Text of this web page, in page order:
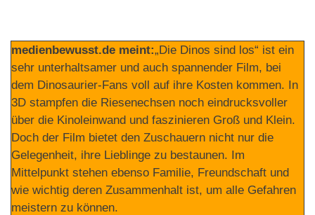
medienbewusst.de meint:„Die Dinos sind los“ ist ein
sehr unterhaltsamer und auch spannender Film, bei
dem Dinosaurier-Fans voll auf ihre Kosten kommen. In
3D stampfen die Riesenechsen noch eindrucksvoller
über die Kinoleinwand und faszinieren Groß und Klein.
Doch der Film bietet den Zuschauern nicht nur die
Gelegenheit, ihre Lieblinge zu bestaunen. Im
Mittelpunkt stehen ebenso Familie, Freundschaft und
wie wichtig deren Zusammenhalt ist, um alle Gefahren
meistern zu können.